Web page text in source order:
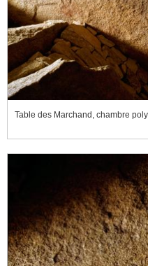
Table des Marchand, chambre